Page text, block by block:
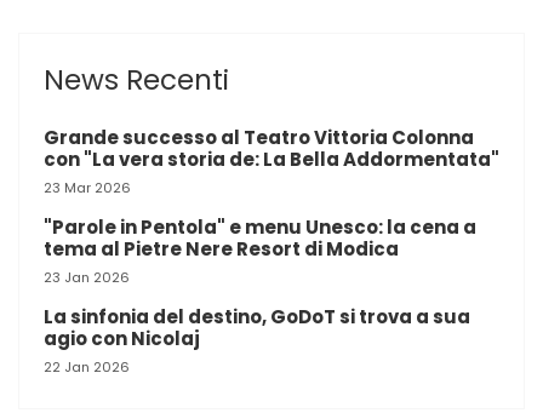
News Recenti
Grande successo al Teatro Vittoria Colonna
con "La vera storia de: La Bella Addormentata"
23 Mar 2026
"Parole in Pentola" e menu Unesco: la cena a
tema al Pietre Nere Resort di Modica
23 Jan 2026
La sinfonia del destino, GoDoT si trova a sua
agio con Nicolaj
22 Jan 2026